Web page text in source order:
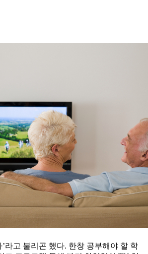
라고 불리곤 했다. 한창 공부해야 할 학